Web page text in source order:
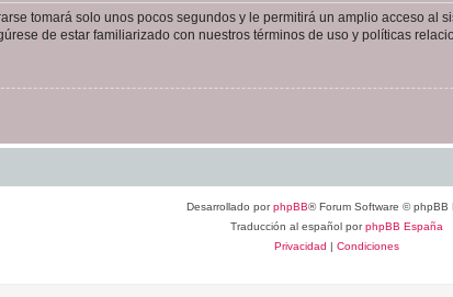
tomará solo unos pocos segundos y le permitirá un amplio acceso
de estar familiarizado con nuestros términos de uso y políticas
Desarrollado porphpBB® Forum Software © phpBB
Traducción al español porphpBB España
Privacidad | Condiciones